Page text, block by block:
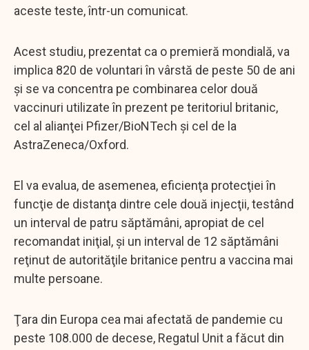
aceste teste, într-un comunicat.
Acest studiu, prezentat ca o premieră mondială, va
implica 820 de voluntari în vârstă de peste 50 de ani
şi se va concentra pe combinarea celor două
vaccinuri utilizate în prezent pe teritoriul britanic,
cel al alianţei Pfizer/BioNTech şi cel de la
AstraZeneca/Oxford.
El va evalua, de asemenea, eficienţa protecţiei în
funcţie de distanţa dintre cele două injecţii, testând
un interval de patru săptămâni, apropiat de cel
recomandat iniţial, şi un interval de 12 săptămâni
reţinut de autorităţile britanice pentru a vaccina mai
multe persoane.
Ţara din Europa cea mai afectată de pandemie cu
peste 108.000 de decese, Regatul Unit a făcut din